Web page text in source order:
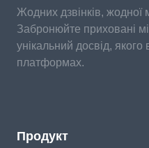
Жодних дзвінків, жодної
Забронюйте приховані
унікальний досвід,
платформах.
Продукт